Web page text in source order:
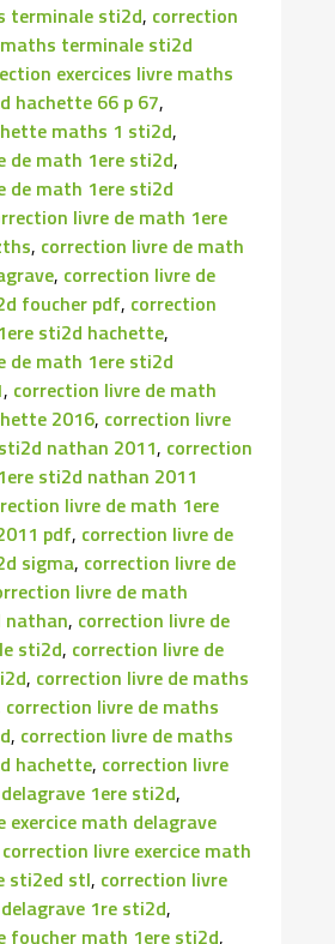
terminale sti2d, correction
maths terminale sti2d
exercices livre maths
hachette 66 p 67,
maths 1 sti2d,
de math 1ere sti2d,
de math 1ere sti2d
livre de math 1ere
, correction livre de math
, correction livre de
foucher pdf, correction
sti2d hachette,
de math 1ere sti2d
, correction livre de math
2016, correction livre
nathan 2011, correction
sti2d nathan 2011
livre de math 1ere
pdf, correction livre de
sigma, correction livre de
livre de math
nathan, correction livre de
sti2d, correction livre de
, correction livre de maths
correction livre de maths
, correction livre de maths
hachette, correction livre
1ere sti2d,
exercice math delagrave
correction livre exercice math
sti2ed stl, correction livre
1re sti2d,
foucher math 1ere sti2d,